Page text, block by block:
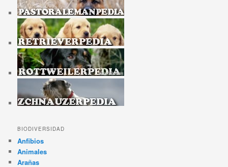
BIODIVERSIDAD
Anfibios
Animales
Arañas